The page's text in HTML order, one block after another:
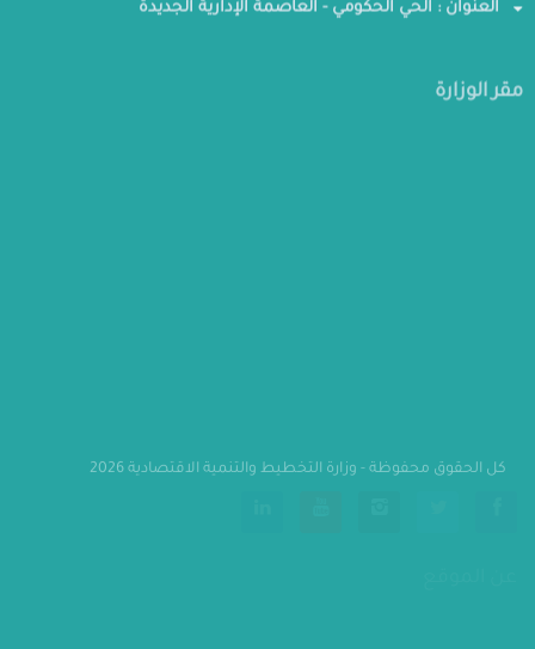
العنوان : الحي الحكومي - العاصمة الإدارية الجديدة
مقر الوزارة